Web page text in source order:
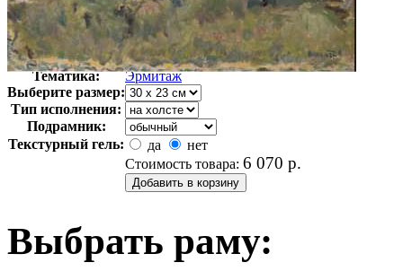
Автор:
Неизвестно
Арт-стиль
Русская живопись XIX века
Тематика:
Эрмитаж
Выберите размер:
Тип исполнения:
Подрамник:
Текстурный гель:
да
нет
Стоимость товара: 6 070 р.
Выбрать раму: